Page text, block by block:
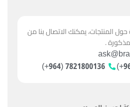
المنتجات، يمكنك الاتصال بنا من
.
7821800136 (964+)